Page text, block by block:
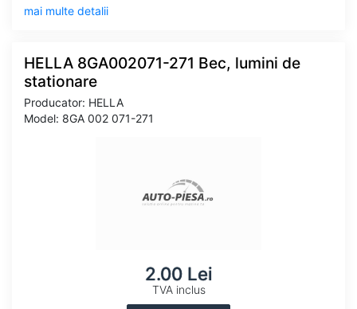
mai multe detalii
HELLA 8GA002071-271 Bec, lumini de
stationare
Producator: HELLA
Model: 8GA 002 071-271
2.00 Lei
TVA inclus